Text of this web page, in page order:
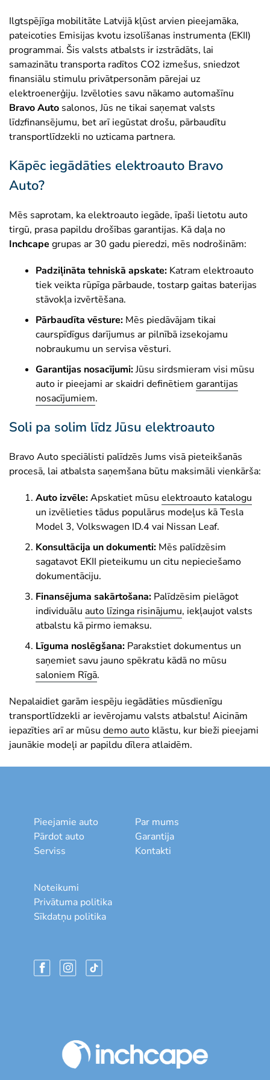
Auto ar 7 sēdvietām:
Jauns elektromobilis, ūdeņraža auto vai Plug-in
hibrīds -
9 000 €
Lietots elektromobilis vai ūdeņraža auto -
6 750 €
Ģimenēm ar četriem un vairāk bērniem par katru
nākamo bērnu tiek piešķirta papildu piemaksa
000 €apmērā.
Papildus bonuss un utilizācija
Papildu atbalstu
utilizējot esošo iekšdedzes dzinēja automobili vai
spēkiem.
Lai saņemtu šo bonusu, transportlīdzeklim jābūt
īpašumā vismaz 3 mēnešus, kā arī pēdējā gada
TEHNISKĀS PRASĪBAS
Minimālais nobraukums ar vienu uzlādi ir 150
km, obligāta KASKO apdrošināšana un derīga
tehniskā apskate.
✓ Latvijas Goda ģimenes apliecības
turētāji -Pieejams paaugstināts
atbalsts līdz 9 000 €, kā arī papildu 1
000 € par katru bērnu, sākot ar ceturto.
✕Atbalstu nevar saņemt
Programmas nosacījumi paredz, ka atbalstu
var saņemt tikai tie pretendenti, kuriem nav
pusēm.
izņemot gadījumus, kad ir apstiprināts
samaksas grafiks.
fiziskās personas maksātnespēja vai
tiesiskās aizsardzības procedūra.
✕Uzturlīdzekļu parādi -Neizpildītas
finansiālas saistības pret bērniem vai
citiem apgādājamiem.
✕Finanšu un korupcijas noziegumi -
Persona sodīta par krāpšanu, nodokļu
nemaksāšanu, korupciju vai naudas
kurām piemēroti ES, ANO vai citi
starptautiski ierobežojumi.
Ilgtspējīga mobilitāte Latvijā kļūst arvien pieejamāka,
pateicoties Emisijas kvotu izsolīšanas instrumenta (EKII)
programmai. Šis valsts atbalsts ir izstrādāts, lai
samazinātu transporta radītos CO2 izmešus, sniedzot
finansiālu stimulu privātpersonām pārejai uz
elektroenerģiju. Izvēloties savu nākamo automašīnu
Bravo Auto salonos, Jūs ne tikai saņemat valsts
līdzfinansējumu, bet arī iegūstat drošu, pārbaudītu
transportlīdzekli no uzticama partnera.
Kāpēc iegādāties elektroauto Bravo
Auto?
Mēs saprotam, ka elektroauto iegāde, īpaši lietotu auto
tirgū, prasa papildu drošības garantijas. Kā daļa no
Inchcape grupas ar 30 gadu pieredzi, mēs nodrošinām:
Padziļināta tehniskā apskate: Katram elektroauto
tiek veikta rūpīga pārbaude, tostarp gaitas baterijas
stāvokļa izvērtēšana.
Pārbaudīta vēsture: Mēs piedāvājam tikai
caurspīdīgus darījumus ar pilnībā izsekojamu
nobraukumu un servisa vēsturi.
Garantijas nosacījumi:Jūsu sirdsmieram visi mūsu
auto ir pieejami ar skaidri definētiem garantijas
nosacījumiem.
Soli pa solim līdz Jūsu elektroauto
Bravo Auto speciālisti palīdzēs Jums visā pieteikšanās
procesā, lai atbalsta saņemšana būtu maksimāli vienkārša:
Auto izvēle:Apskatiet mūsu elektroauto katalogu
un izvēlieties tādus populārus modeļus kā Tesla
Model 3, Volkswagen ID.4 vai Nissan Leaf.
Konsultācija un dokumenti: Mēs palīdzēsim
sagatavot EKII pieteikumu un citu nepieciešamo
dokumentāciju.
Finansējuma sakārtošana: Palīdzēsim pielāgot
individuālu auto līzinga risinājumu, iekļaujot valsts
atbalstu kā pirmo iemaksu.
Līguma noslēgšana: Parakstiet dokumentus un
saņemiet savu jauno spēkratu kādā no mūsu
saloniem Rīgā.
Nepalaidiet garām iespēju iegādāties mūsdienīgu
transportlīdzekli ar ievērojamu valsts atbalstu! Aicinām
iepazīties arī ar mūsu demo auto klāstu, kur bieži pieejami
jaunākie modeļi ar papildu dīlera atlaidēm.
Pieejamie auto
Pārdot auto
Serviss
Par mums
Garantija
Kontakti
Noteikumi
Privātuma politika
Sīkdatņu politika